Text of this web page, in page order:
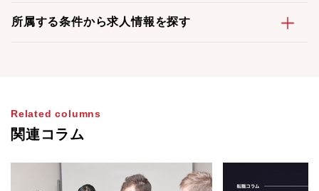
所属する条件から求人情報を探す
Related columns
関連コラム